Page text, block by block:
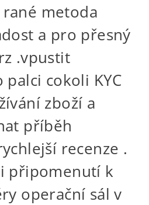
metoda
a pro přesný
.vpustit
cokoli KYC
zboží a
příběh
recenze .
připomenutí k
operační sál v